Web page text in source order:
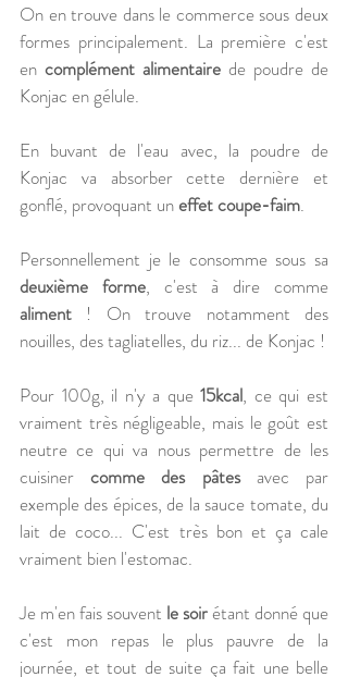
On en trouve dans le commerce sous deux
formes principalement. La première c'est
en complément alimentaire de poudre de
Konjac en gélule.
En buvant de l'eau avec, la poudre de
Konjac va absorber cette dernière et
gonflé, provoquant un effet coupe-faim.
deuxième forme
aliment ! On trouve notamment des
Pour 100g, il n'y a que 15kcal, ce qui est
vraiment très négligeable, mais le goût est
neutre ce qui va nous permettre de les
cuisiner comme des pâtes avec par
exemple des épices, de la sauce tomate, du
lait de coco... C'est très bon et ça cale
vraiment bien l'estomac.
Je m'en fais souvent le soir étant donné que
c'est mon repas le plus pauvre de la
journée, et tout de suite ça fait une belle